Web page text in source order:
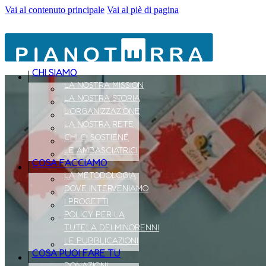
Vai al contenuto principale Vai al piè di pagina
CHI SIAMO
LA NOSTRA MISSION
LA NOSTRA STORIA
L’ORGANIZZAZIONE
LA NOSTRA RETE
CHI CI SOSTIENE
LE AMBASCIATRICI
COSA FACCIAMO
LA METODOLOGIA
DOVE INTERVENIAMO
I PROGETTI
POLICY PER LA
TUTELA DEI MINORENNI
LE PUBBLICAZIONI
COSA PUOI FARE TU